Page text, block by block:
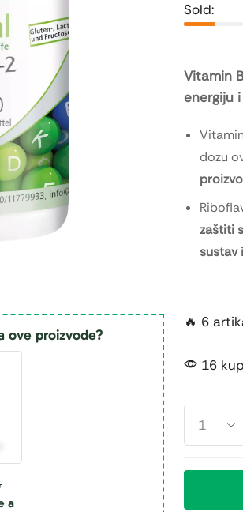
ove proizvode?
a
Sold:
Vitamin
energiju
dozu
zaštiti
sustav
🔥 6
16